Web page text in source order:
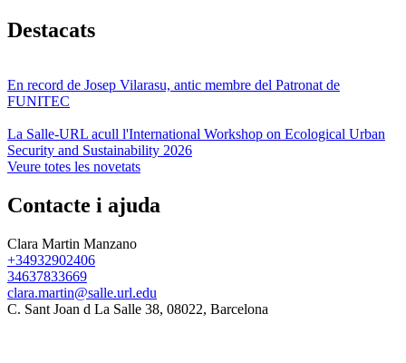
Destacats
En record de Josep Vilarasu, antic membre del Patronat de
FUNITEC
La Salle-URL acull l'International Workshop on Ecological Urban
Security and Sustainability 2026
Veure totes les novetats
Contacte i ajuda
Clara Martin Manzano
+34932902406
34637833669
clara.martin@salle.url.edu
C. Sant Joan d La Salle 38, 08022, Barcelona